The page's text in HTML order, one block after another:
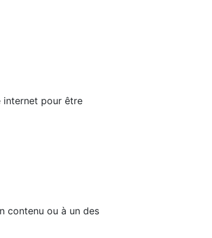
internet pour être
contenu ou à un des